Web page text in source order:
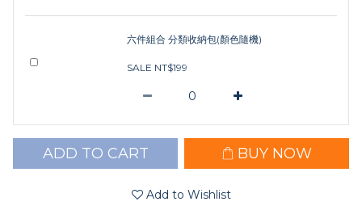
六件組合 分類收納包(顏色隨機)
SALE NT$199
ADD TO CART BUY NOW
Add to Wishlist